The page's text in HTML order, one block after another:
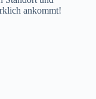
ankommt!